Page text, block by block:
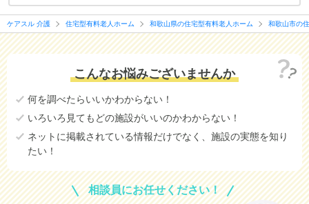
ケアスル 介護 住宅型有料老人ホーム 和歌山県の住宅型有料老人ホーム 和歌山市の
こんなお悩みございませんか
何を調べたらいいかわからない！
いろいろ見てもどの施設がいいのかわからない！
ネットに掲載されている情報だけでなく、施設の実態を知り
たい！
相談員にお任せください！